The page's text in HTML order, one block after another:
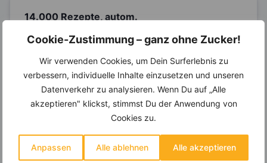
Cookie-Zustimmung – ganz ohne Zucker!
Wir verwenden Cookies, um Dein Surferlebnis zu
verbessern, individuelle Inhalte einzusetzen und unseren
Datenverkehr zu analysieren. Wenn Du auf „Alle
akzeptieren" klickst, stimmst Du der Anwendung von
Cookies zu.
Anpassen Alle ablehnen Alle akzeptieren
14.000 Rezepte, autom.
Einkaufsliste und noch mehr?
Entdecke dieinvikoo-Mitgliedschaft und erhalte
viele hilfreiche und zeitsparende Möglichkeiten,
um Deine Ernährung optimal zu gestalten.
Erfahre mehr über die Zutaten